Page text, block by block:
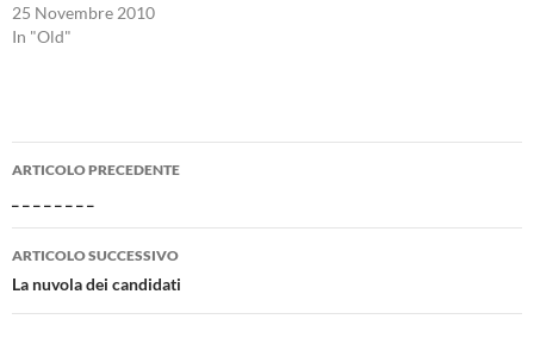
25 Novembre 2010
In "Old"
Navigazione
articolo
ARTICOLO PRECEDENTE
ARTICOLO SUCCESSIVO
La nuvola dei candidati